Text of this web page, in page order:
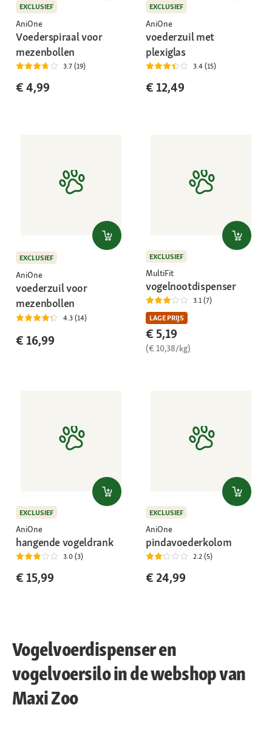
EXCLUSIEF
AniOne
Voederspiraal voor
mezenbollen
3.7 (19)
€ 4,99
EXCLUSIEF
AniOne
voederzuil met
plexiglas
3.4 (15)
€ 12,49
EXCLUSIEF
AniOne
voederzuil voor
mezenbollen
4.3 (14)
€ 16,99
EXCLUSIEF
MultiFit
vogelnootdispenser
3.1 (7)
LAGE PRIJS
€ 5,19
(€ 10,38/kg)
EXCLUSIEF
AniOne
hangende vogeldrank
3.0 (3)
€ 15,99
EXCLUSIEF
AniOne
pindavoederkolom
2.2 (5)
€ 24,99
Vogelvoerdispenser en
vogelvoersilo in de webshop van
Maxi Zoo